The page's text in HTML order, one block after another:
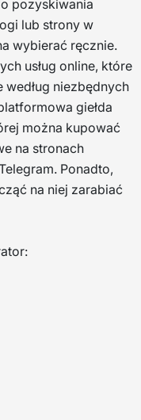
pozyskiwania
lub strony w
wybierać ręcznie.
usług online, które
według niezbędnych
giełda
można kupować
na stronach
Ponadto,
na niej zarabiać